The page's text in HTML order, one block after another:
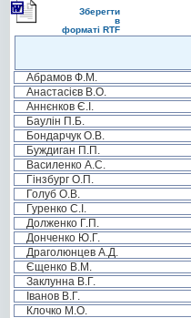
Зберегти
в
форматі RTF
Абрамов Ф.М.
Анастасієв В.О.
Аннєнков Є.І.
Баулін П.Б.
Бондарчук О.В.
Буждиган П.П.
Василенко А.С.
Гінзбург О.П.
Голуб О.В.
Гуренко С.І.
Долженко Г.П.
Донченко Ю.Г.
Драголюнцев А.Д.
Єщенко В.М.
Заклунна В.Г.
Іванов В.Г.
Клочко М.О.